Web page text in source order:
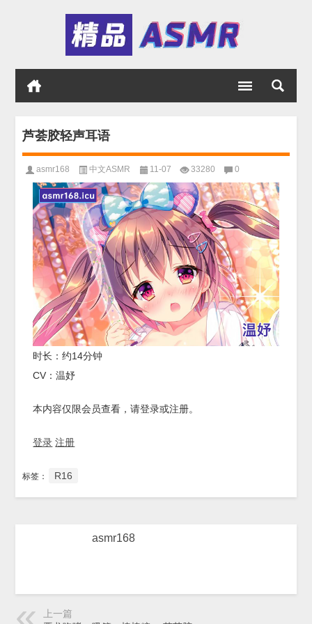
芦荟胶轻声耳语
asmr168 中文ASMR 11-07 33280 0
时长：约14分钟
CV：温妤
本内容仅限会员查看，请登录或注册。
登录 注册
标签： R16
asmr168
上一篇